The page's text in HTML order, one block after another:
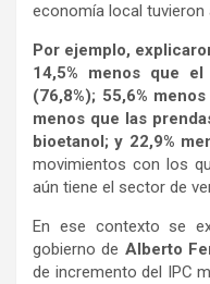
economía local tuvieron
Por ejemplo,
14,5% menos que
(76,8%); 55,6%
menos que las
bioetanol; y 22,9%
movimientos con los
aún tiene el sector de
En ese contexto se
gobierno de Alberto
de incremento del IPC